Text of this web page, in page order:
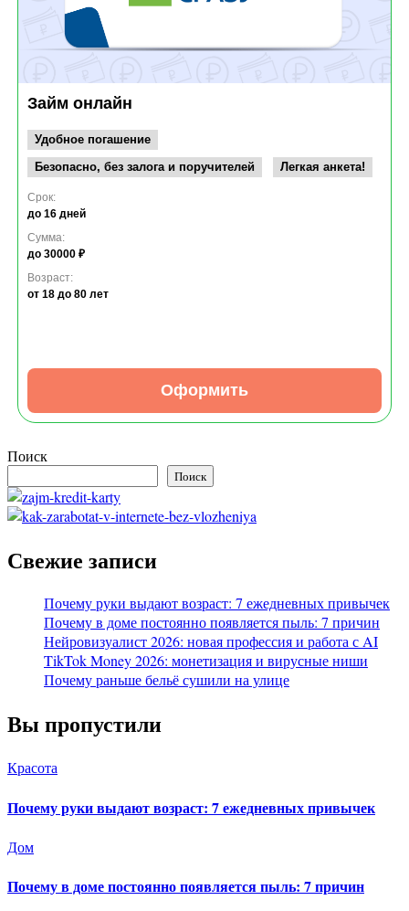
Займ онлайн
Удобное погашение
Безопасно, без залога и поручителей
Легкая анкета!
Срок:
до 16 дней
Сумма:
до 30000 ₽
Возраст:
от 18 до 80 лет
Оформить
Поиск
Поиск
Свежие записи
Почему руки выдают возраст: 7 ежедневных привычек
Почему в доме постоянно появляется пыль: 7 причин
Нейровизуалист 2026: новая профессия и работа с AI
TikTok Money 2026: монетизация и вирусные ниши
Почему раньше бельё сушили на улице
Вы пропустили
Красота
Почему руки выдают возраст: 7 ежедневных привычек
Дом
Почему в доме постоянно появляется пыль: 7 причин